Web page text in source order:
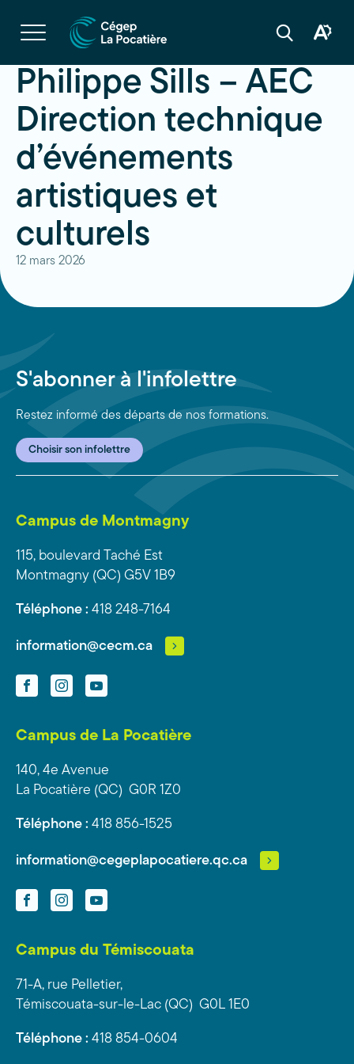
Ouvrir
la
navigation
site
Ouvrir
de
recherche
Ouvrir
Philippe Sills – AEC
Direction technique
d’événements
artistiques et
culturels
12 mars 2026
S'abonner à l'infolettre
Restez informé des départs de nos formations.
Choisir son infolettre
Campus de Montmagny
115, boulevard Taché Est
Montmagny (QC) G5V 1B9
Téléphone : 418 248-7164
information@cecm.ca
FacebookInstagramYouTube
Campus de La Pocatière
140, 4e Avenue
La Pocatière (QC) G0R 1Z0
Téléphone : 418 856-1525
information@cegeplapocatiere.qc.ca
FacebookInstagramYouTube
Campus du Témiscouata
71-A, rue Pelletier,
Témiscouata-sur-le-Lac (QC) G0L 1E0
Téléphone : 418 854-0604